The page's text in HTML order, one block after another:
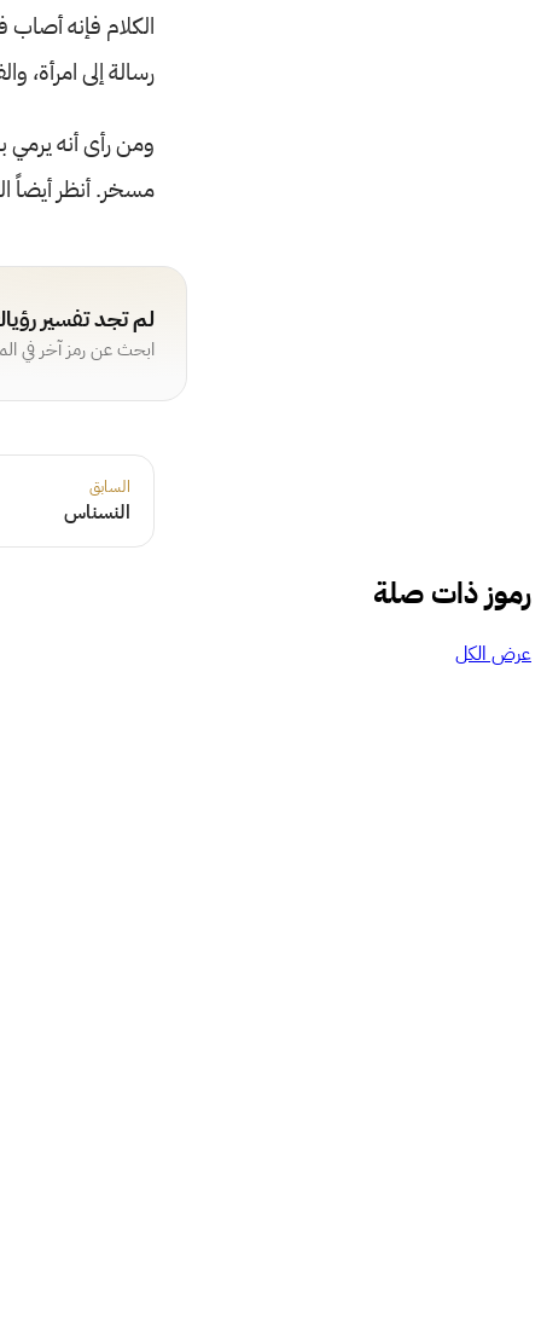
الكلام فإنه أصاب
رسالة إلى
ومن رأى أنه يرمي
مسخر. أنظر أيضاً
لم تجد تفسير
ابحث عن رمز آخر في
السابق
النسناس
رموز ذات صلة
عرض الكل